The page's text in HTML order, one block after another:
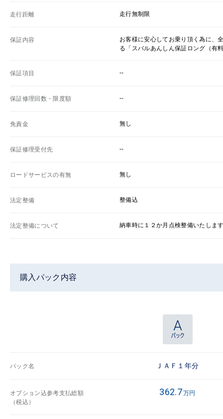
走行距離 走行無制限
保証内容
お客様に安心してお乗り頂く為に、
る「スバルあんしん保証ロング（有
保証項目 --
保証修理回数・限度額 --
免責金 無し
保証修理受付先 --
ロードサービスの有無 無し
法定整備 整備込
法定整備について 納車時に１２か月点検整備いたしま
購入パック内容
パック名 ＪＡＦ１年分
オプション込参考支払総額
（税込）
362.7万円